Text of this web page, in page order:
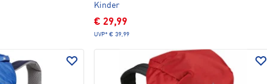
Kinder
€ 29,99
UVP* € 39,99